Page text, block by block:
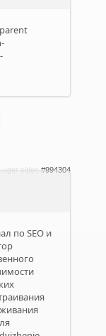
uger siden #994304
по SEO и